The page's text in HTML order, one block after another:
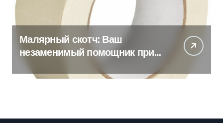
Малярный скотч: Ваш
незаменимый помощник при